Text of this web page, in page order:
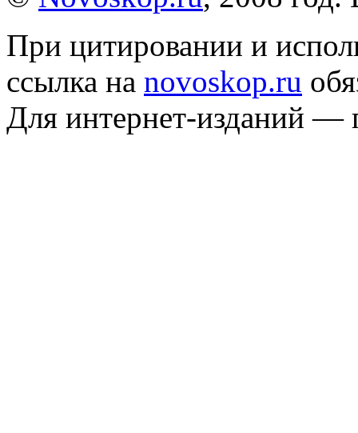
При цитировании и
ссылка на novoskop.ru
Для интернет-изданий —